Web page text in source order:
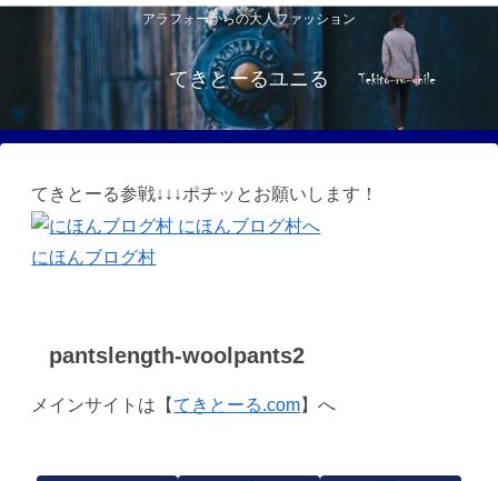
アラフォーからの大人ファッション
てきとーるユニる
てきとーる参戦↓↓↓ポチッとお願いします！
にほんブログ村
pantslength-woolpants2
メインサイトは【てきとーる.com】へ